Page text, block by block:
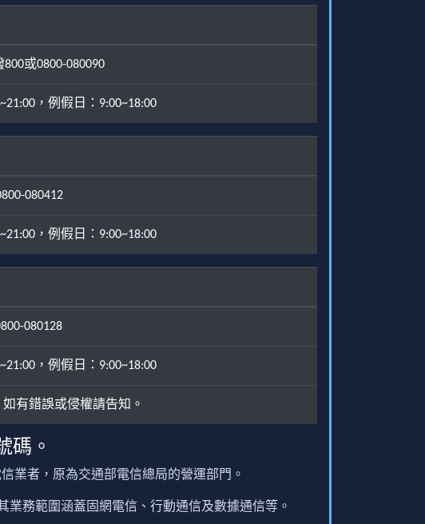
或0800-080090
，例假日：9:00~18:00
080412
，例假日：9:00~18:00
080128
，例假日：9:00~18:00
如有錯誤或侵權請告知。
碼。
業者，原為交通部電信總局的營運部門。
務範圍涵蓋固網電信、行動通信及數據通信等。